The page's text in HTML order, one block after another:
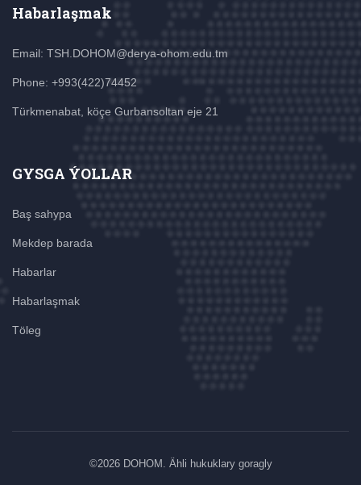
Habarlaşmak
Email: TSH.DOHOM@derya-ohom.edu.tm
Phone: +993(422)74452
Türkmenabat, köçe Gurbansoltan eje 21
GYSGA ÝOLLAR
Baş sahypa
Mekdep barada
Habarlar
Habarlaşmak
Töleg
©2026 DOHOM. Ähli hukuklary goragly